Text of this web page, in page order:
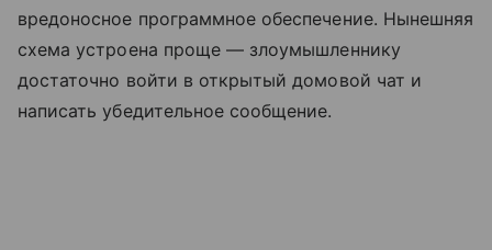
вредоносное программное обеспечение. Нынешняя
схема устроена проще — злоумышленнику
достаточно войти в открытый домовой чат и
написать убедительное сообщение.